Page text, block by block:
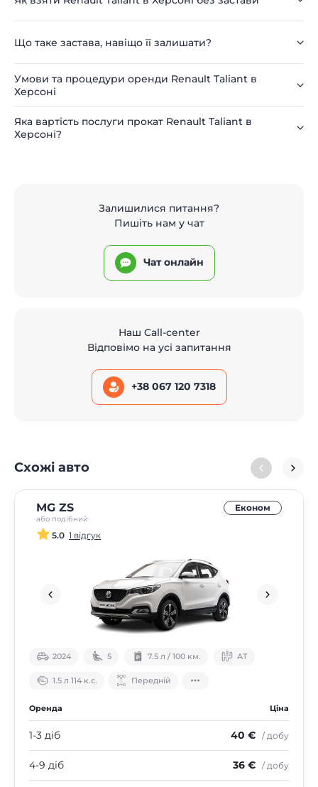
Що таке застава, навіщо її залишати?
Умови та процедури оренди Renault Taliant в
Херсоні
Яка вартість послуги прокат Renault Taliant в
Херсоні?
Залишилися питання?
Пишіть нам у чат
Чат онлайн
Наш Call-center
Відповімо на усі запитання
+38 067 120 7318
Схожі авто
MG ZS
або подібний
Економ
5.0 1 відгук
2024 5 7.5 л / 100 км. АТ
1.5 л 114 к.с. Передній
Оренда Ціна
1-3 діб 40 € / добу
4-9 діб 36 € / добу